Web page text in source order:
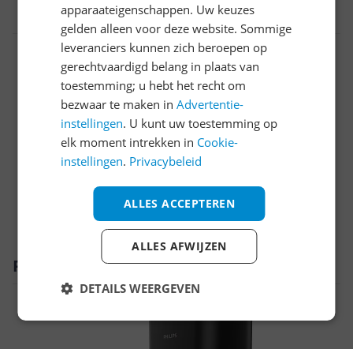
8720389020445
Bijgeleverde accessoires en toebehoren
Functies
Instellingen en functies
Overige kenmerken
Technisch
Productomschrijving
apparaateigenschappen. Uw keuzes
gelden alleen voor deze website. Sommige
leveranciers kunnen zich beroepen op
gerechtvaardigd belang in plaats van
toestemming; u hebt het recht om
bezwaar te maken inAdvertentie-
instellingen. U kunt uw toestemming op
elk moment intrekken in Cookie-
instellingen. Privacybeleid
ALLES ACCEPTEREN
ALLES AFWIJZEN
DETAILS WEERGEVEN